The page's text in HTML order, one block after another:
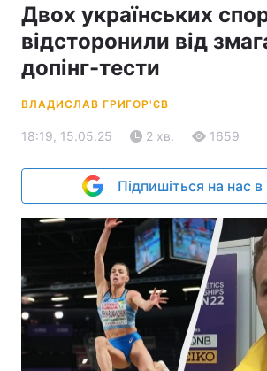
Двох українських
відсторонили від
допінг-тести
ВЛАДИСЛАВ ГРИГОР'ЄВ
18:19, 15.05.25 2 хв. 1659
Підпишіться на нас